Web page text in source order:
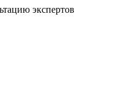
экспертов